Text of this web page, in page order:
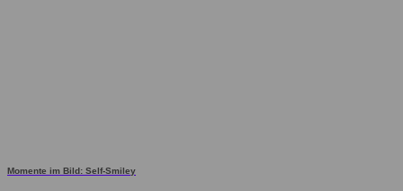
Momente im Bild: Self-Smiley